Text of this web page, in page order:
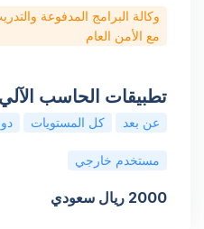
وكالة البرامج المدفوعة
مع الأمن العام
تطبيقات الحاسب الآلي
عن بعد كل المستويات
مستخدم خارجي
2000 ريال سعودي